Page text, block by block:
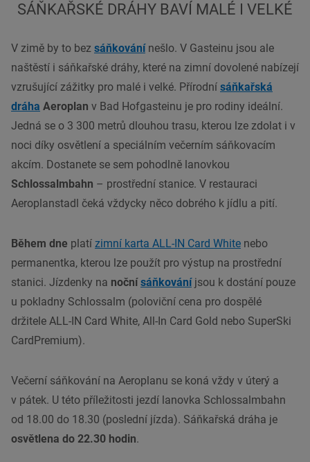
SÁŇKAŘSKÉ DRÁHY BAVÍ MALÉ I VELKÉ
V zimě by to bez sáňkování nešlo. V Gasteinu jsou ale
naštěstí i sáňkařské dráhy, které na zimní dovolené nabízejí
vzrušující zážitky pro malé i velké. Přírodní sáňkařská
dráha Aeroplan v Bad Hofgasteinu je pro rodiny ideální.
Jedná se o 3 300 metrů dlouhou trasu, kterou lze zdolat i v
noci díky osvětlení a speciálním večerním sáňkovacím
akcím. Dostanete se sem pohodlně lanovkou
Schlossalmbahn – prostřední stanice. V restauraci
Aeroplanstadl čeká vždycky něco dobrého k jídlu a pití.
Během dne platí zimní karta ALL-IN Card White nebo
permanentka, kterou lze použít pro výstup na prostřední
stanici. Jízdenky na nočnísáňkováníjsou k dostání pouze
u pokladny Schlossalm (poloviční cena pro dospělé
držitele ALL-IN Card White, All-In Card Gold nebo SuperSki
CardPremium).
Večerní sáňkování na Aeroplanu se koná vždy v úterý a
v pátek. U této příležitosti jezdí lanovka Schlossalmbahn
od 18.00 do 18.30 (poslední jízda). Sáňkařská dráha je
osvětlena do 22.30 hodin.